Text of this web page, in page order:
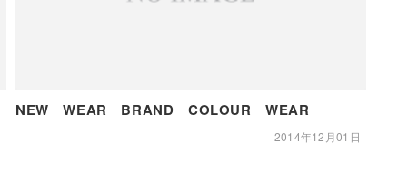
NEW WEAR BRAND COLOUR WEAR
2014年12月01日